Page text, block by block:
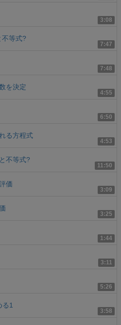
3:08
7:47
不等式?
7:48
4:55
を決定
6:50
4:53
る方程式
11:50
不等式?
3:09
価
3:25
1:44
3:11
5:26
3:58
る1